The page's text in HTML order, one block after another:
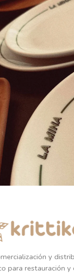
y
para restauración y